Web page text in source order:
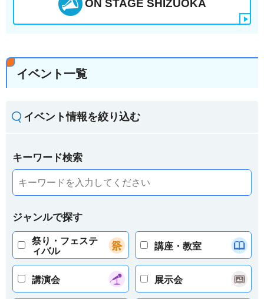
ON STAGE SHIZUOKA
イベント一覧
イベント情報を絞り込む
キーワード検索
ジャンルで探す
祭り・フェステ
ィバル
講座・教室
講演会 展示会